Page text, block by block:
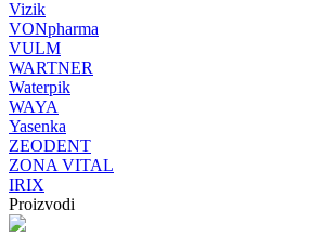
Vizik
VONpharma
VULM
WARTNER
Waterpik
WAYA
Yasenka
ZEODENT
ZONA VITAL
IRIX
Proizvodi